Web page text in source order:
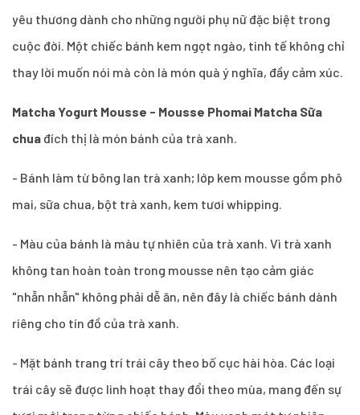
yêu thương dành cho những người phụ nữ đặc biệt trong
cuộc đời. Một chiếc bánh kem ngọt ngào, tinh tế không chỉ
thay lời muốn nói mà còn là món quà ý nghĩa, đầy cảm xúc.
Matcha Yogurt Mousse - Mousse Phomai Matcha Sữa
chua đích thị là món bánh của trà xanh.
- Bánh làm từ bông lan trà xanh; lớp kem mousse gồm phô
mai, sữa chua, bột trà xanh, kem tươi whipping.
- Màu của bánh là màu tự nhiên của trà xanh. Vì trà xanh
không tan hoàn toàn trong mousse nên tạo cảm giác
"nhẫn nhẫn" không phải dễ ăn, nên đây là chiếc bánh dành
riêng cho tín đồ của trà xanh.
- Mặt bánh trang trí trái cây theo bố cục hài hòa. Các loại
trái cây sẽ được linh hoạt thay đổi theo mùa, mang đến sự